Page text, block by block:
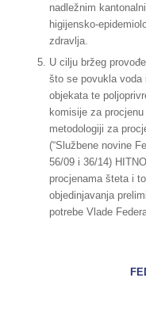
nadležnim
higijensko-
zdravlja.
U cilju bržeg
što se povukla voda
objekata te
komisije za
metodologiji za
(“Službene novine
56/09 i 36/14)
procjenama šteta i
objedinjavanja
potrebe Vlade